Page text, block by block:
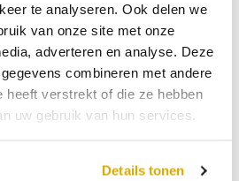
te analyseren. Ook delen we
van onze site met onze
adverteren en analyse. Deze
combineren met andere
heeft verstrekt of die ze hebben
uw gebruik van hun services.
Details tonen